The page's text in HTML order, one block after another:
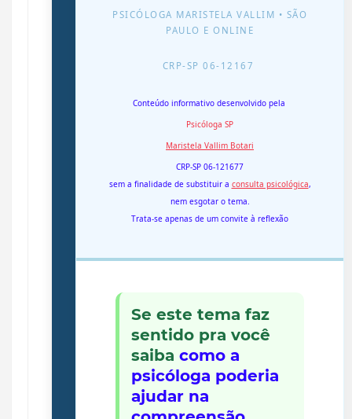
PSICÓLOGA MARISTELA VALLIM • SÃO
PAULO E ONLINE
CRP-SP 06-12167
Conteúdo informativo desenvolvido pela
Psicóloga SP
Maristela Vallim Botari
CRP-SP 06-121677
sem a finalidade de substituir a consulta psicológica,
nem esgotar o tema.
Trata-se apenas de um convite à reflexão
Se este tema faz
sentido pra você
saiba como a
psicóloga poderia
ajudar na